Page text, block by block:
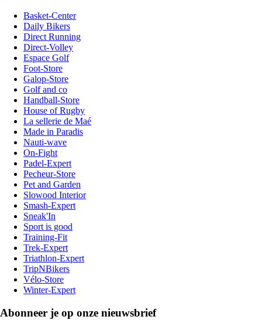
Basket-Center
Daily Bikers
Direct Running
Direct-Volley
Espace Golf
Foot-Store
Galop-Store
Golf and co
Handball-Store
House of Rugby
La sellerie de Maé
Made in Paradis
Nauti-wave
On-Fight
Padel-Expert
Pecheur-Store
Pet and Garden
Slowood Interior
Smash-Expert
Sneak'In
Sport is good
Training-Fit
Trek-Expert
Triathlon-Expert
TripNBikers
Vélo-Store
Winter-Expert
Abonneer je op onze nieuwsbrief